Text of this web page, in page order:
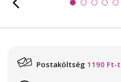
Postaköltség 1190 Ft-